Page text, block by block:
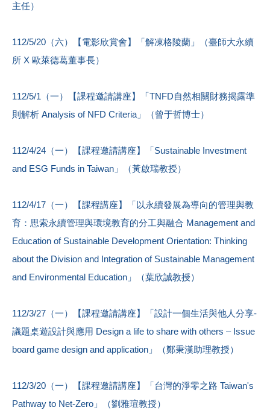
主任）
112/5/20（六）【電影欣賞會】「解凍格陵蘭」（臺師大永續
所 X 歐萊德葛董事長）
112/5/1（一）【課程邀請講座】「TNFD自然相關財務揭露準
則解析 Analysis of NFD Criteria」（曾于哲博士）
112/4/24（一）【課程邀請講座】「Sustainable Investment
and ESG Funds in Taiwan」（黃啟瑞教授）
112/4/17（一）【課程講座】「以永續發展為導向的管理與教
育：思索永續管理與環境教育的分工與融合 Management and
Education of Sustainable Development Orientation: Thinking
about the Division and Integration of Sustainable Management
and Environmental Education」（葉欣誠教授）
112/3/27（一）【課程邀請講座】「設計一個生活與他人分享-
議題桌遊設計與應用 Design a life to share with others – Issue
board game design and application」（鄭秉漢助理教授）
112/3/20（一）【課程邀請講座】「台灣的淨零之路 Taiwan's
Pathway to Net-Zero」（劉雅瑄教授）